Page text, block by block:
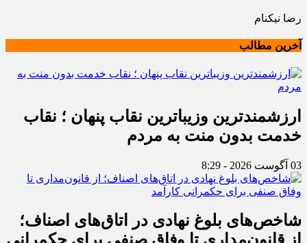
رضا نیکنام
آخرین مطالب
ارزشمندترین وزیباترین نقاب پنهان ؛ نقاب
خدمت بدون منت به مردم
03 آگوست 2026 - 8:29
شاخص‌های بلوغ نهادی در اتاق‌های اصناف؛